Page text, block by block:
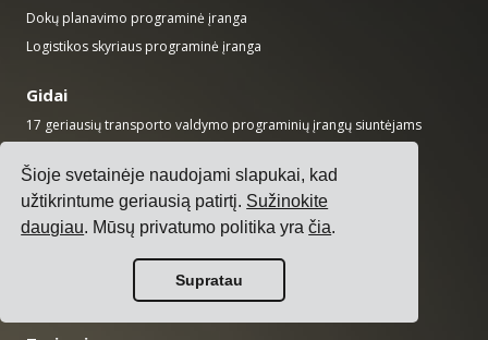
Šioje svetainėje naudojami slapukai, kad
užtikrintume geriausią patirtį. Sužinokite
daugiau. Mūsų privatumo politika yračia.
Supratau
Dokų planavimo programinė įranga
Logistikos skyriaus programinė įranga
Gidai
17 geriausių transporto valdymo programinių įrangų siuntėjams
Kaip atlikti paprastą transporto konkursą?
Kaip įdiegti transporto valdymo sistemą?
Kaip pasirinkti krovinių vežėją?
Kaip automatizuoti siuntų pranešimus?
Krovinių KPI, kuriuos turėtų sekti kiekvienas logistikos vadovas